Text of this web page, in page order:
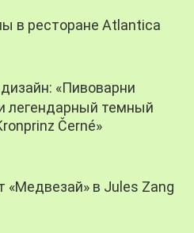
в ресторане Atlantica
«Пивоварни
легендарный темный
Černé»
«Медвезай» в Jules Zang